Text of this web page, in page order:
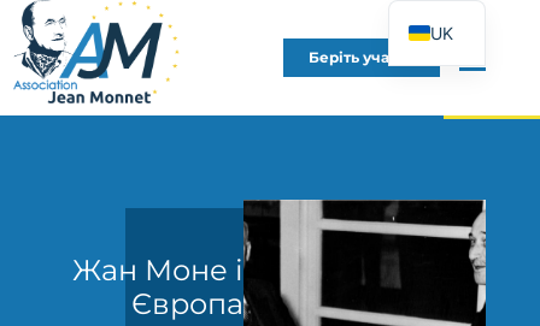
Беріть участь
Жан Моне і
Європа
UK
FR
EN
IT